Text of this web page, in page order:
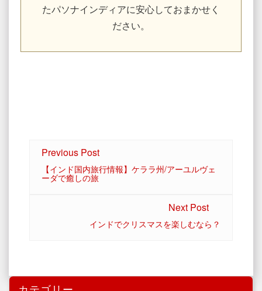
たパソナインディアに安心しておまかせく
ださい。
Previous Post
【インド国内旅行情報】ケララ州/アーユルヴェ
ーダで癒しの旅
Next Post
インドでクリスマスを楽しむなら？